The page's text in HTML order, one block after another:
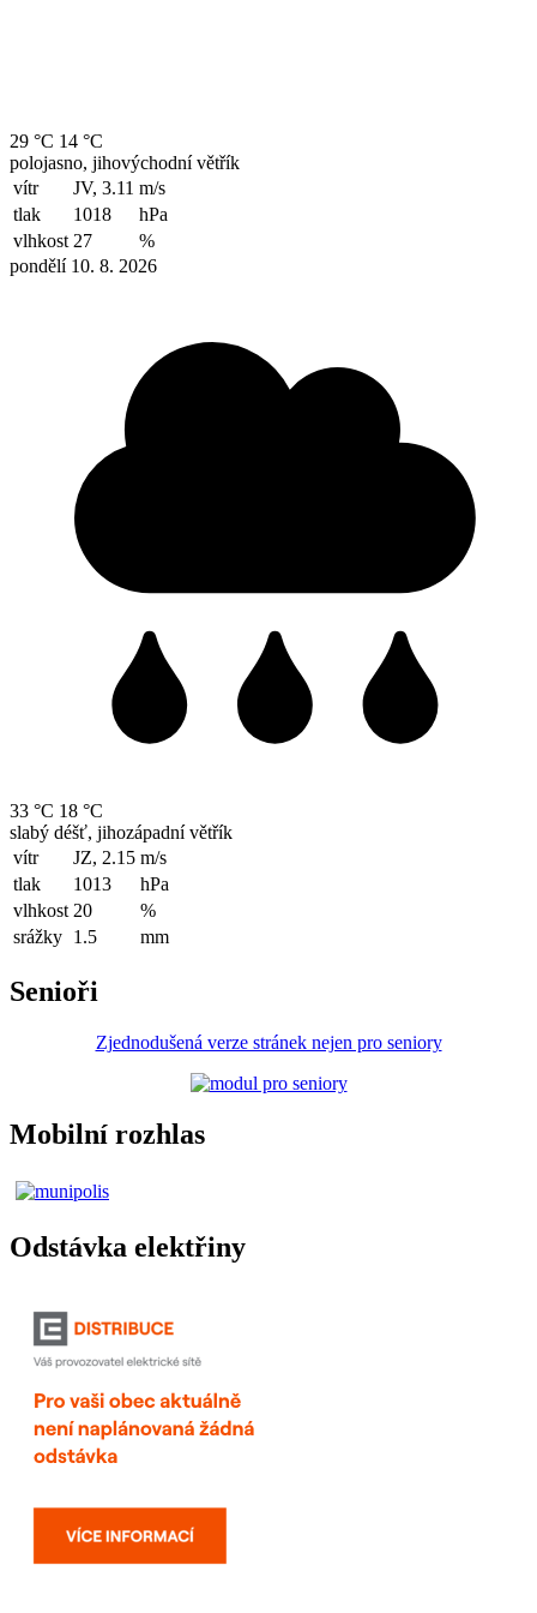
29 °C 14 °C
polojasno, jihovýchodní větřík
vítr
JV, 3.11 m/s
tlak
1018
hPa
vlhkost 27
%
pondělí 10. 8. 2026
33 °C 18 °C
slabý déšť, jihozápadní větřík
vítr
JZ, 2.15 m/s
tlak
1013
hPa
vlhkost 20
%
srážky 1.5 mm
Senioři
Zjednodušená verze stránek nejen pro seniory
Mobilní rozhlas
Odstávka elektřiny